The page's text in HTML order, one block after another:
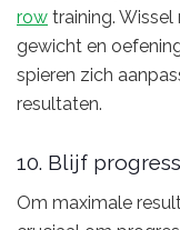
row training.
gewicht en
spieren zich
resultaten.
10. Blijf
Om maximale